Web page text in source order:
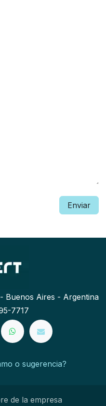
Enviar
Buenos Aires - Argentina
7717
o sugerencia?
de la empresa